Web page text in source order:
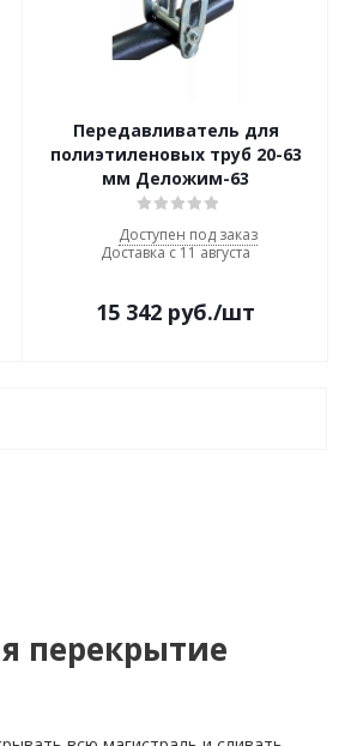
Передавливатель для
полиэтиленовых труб 20-63
мм Деложим-63
Доступен под заказ
Доставка с 11 августа
15 342 руб./шт
перекрытие